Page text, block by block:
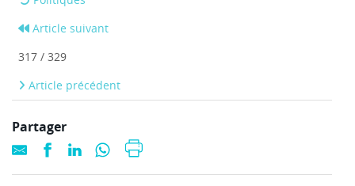
Article suivant
317 / 329
Article précédent
Partager